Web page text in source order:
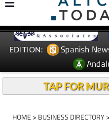
EDITION: Spanish
TAP FOR
HOME > BUSINESS DIRECTORY